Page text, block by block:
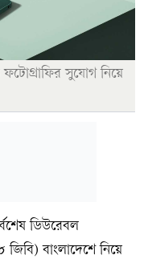
ফটোগ্রাফির সুযোগ নিয়ে
ডিউরেবল
বাংলাদেশে নিয়ে